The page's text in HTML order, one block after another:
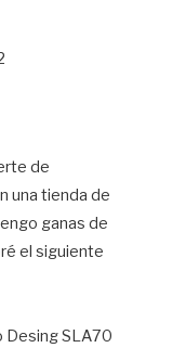
de
una tienda de
ganas de
el siguiente
Desing SLA70